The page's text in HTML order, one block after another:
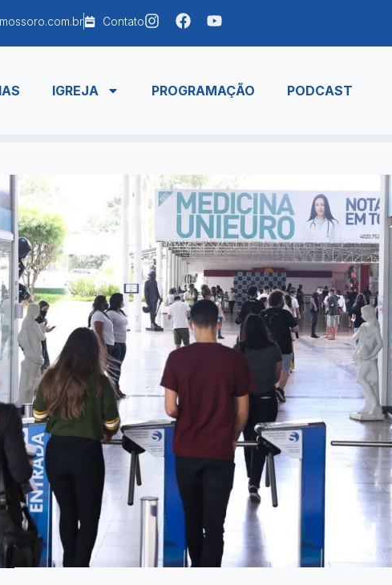
Contato
IGREJA PROGRAMAÇÃO PODCAST